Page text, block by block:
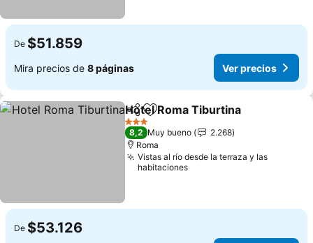
De $51.859
Mira precios de 8 páginas Ver precios
CompartirAgregar a favoritos
Hotel Roma Tiburtina
3 Estrellas
8,2 Muy bueno
2.268
Roma
Vistas al río desde la terraza y las
habitaciones
De $53.126